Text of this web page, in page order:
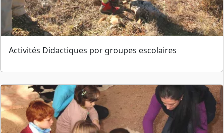
Activités Didactiques por groupes escolaires